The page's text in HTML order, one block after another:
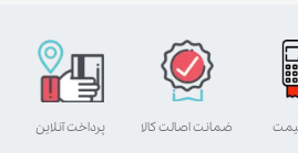
پرداخت آنلاین ضمانت اصالت کالا